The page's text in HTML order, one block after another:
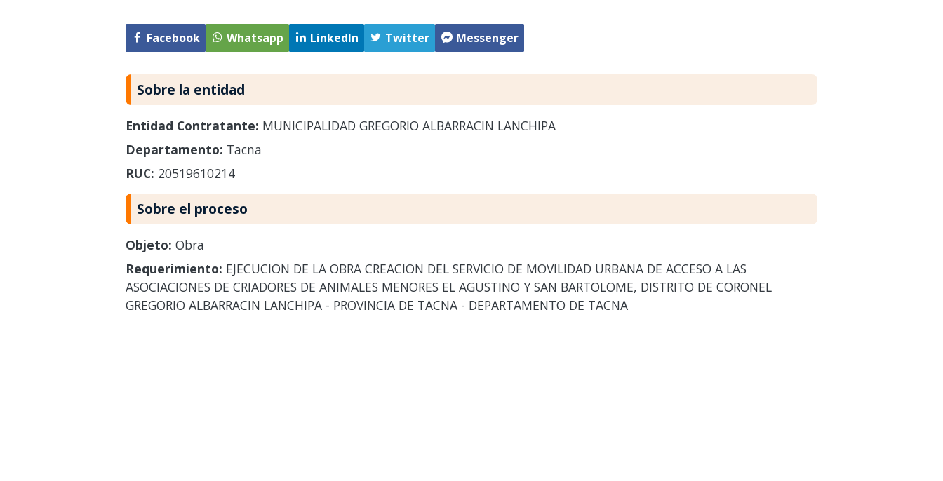
Facebook Whatsapp LinkedIn Twitter Messenger
Sobre la entidad
Entidad Contratante: MUNICIPALIDAD GREGORIO ALBARRACIN LANCHIPA
Departamento: Tacna
RUC: 20519610214
Sobre el proceso
Objeto: Obra
Requerimiento: EJECUCION DE LA OBRA CREACION DEL SERVICIO DE MOVILIDAD URBANA DE ACCESO A LAS
ASOCIACIONES DE CRIADORES DE ANIMALES MENORES EL AGUSTINO Y SAN BARTOLOME, DISTRITO DE CORONEL
GREGORIO ALBARRACIN LANCHIPA - PROVINCIA DE TACNA - DEPARTAMENTO DE TACNA